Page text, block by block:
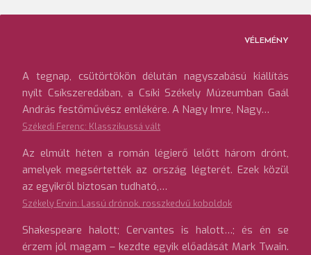
VÉLEMÉNY
A tegnap, csütörtökön délután nagyszabású kiállítás
nyílt Csíkszeredában, a Csíki Székely Múzeumban Gaál
András festőművész emlékére. A Nagy Imre, Nagy…
Székedi Ferenc: Klasszikussá vált
Az elmúlt héten a román légierő lelőtt három drónt,
amelyek megsértették az ország légterét. Ezek közül
az egyikről biztosan tudható,…
Székely Ervin: Lassú drónok, rosszkedvű koboldok
Shakespeare halott; Cervantes is halott…; és én se
érzem jól magam – kezdte egyik előadását Mark Twain.